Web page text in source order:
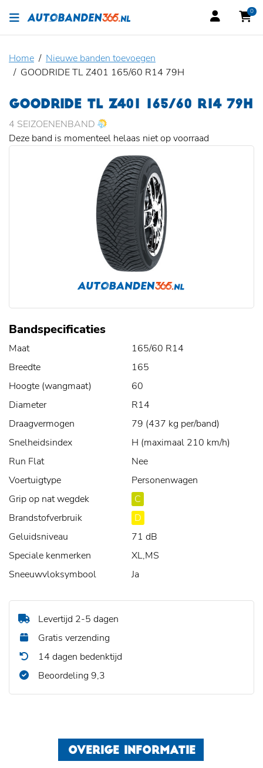
0
Home
Nieuwe banden toevoegen
GOODRIDE TL Z401 165/60 R14 79H
GOODRIDE TL Z401 165/60 R14 79H
4 SEIZOENENBAND
Deze band is momenteel helaas niet op voorraad
Bandspecificaties
Maat
165/60 R14
Breedte
165
Hoogte (wangmaat)
60
Diameter
R14
Draagvermogen
79 (437 kg per/band)
Snelheidsindex
H (maximaal 210 km/h)
Run Flat
Nee
Voertuigtype
Personenwagen
Grip op nat wegdek
C
Brandstofverbruik
D
Geluidsniveau
71 dB
Speciale kenmerken
XL,MS
Sneeuwvloksymbool
Ja
Levertijd 2-5 dagen
Gratis verzending
14 dagen bedenktijd
Beoordeling 9,3
OVERIGE INFORMATIE